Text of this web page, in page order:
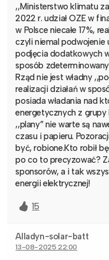
,,Ministerstwo klimatu
2022 r. udział OZE w
w Polsce niecałe 17%,
czyli niemal podwojenie
podjęcia dodatkowych
sposób
Rząd nie jest władny
realizacji działań w
posiada władania nad
energetycznych z
,,plany” nie warte są
czasu i papieru.
być, robione.Kto robił
po co to precyzować?
sponsorów, a i tak
energii elektrycznej!
15
Alladyn-solar-batt
13-08-2025 22:00